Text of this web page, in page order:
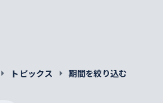
トピックス 期間を絞り込む